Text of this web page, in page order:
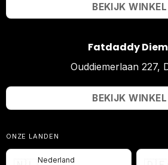
BEKIJK WINKEL
Fatdaddy
Ouddiemerlaan 227,
BEKIJK WINKEL
ONZE LANDEN
Nederland